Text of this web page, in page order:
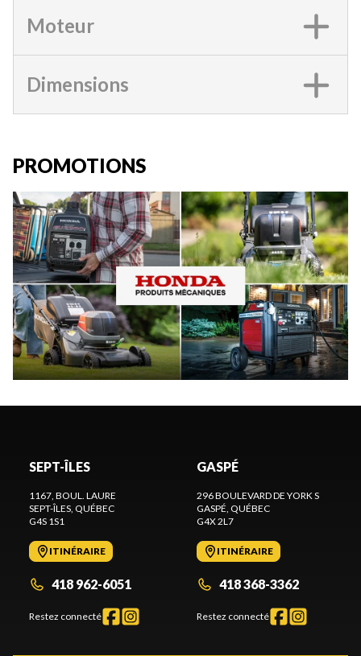
Moteur
Dimensions
PROMOTIONS
SEPT-ÎLES
1167, BOUL. LAURE
SEPT-ÎLES, QUÉBEC
G4S 1S1
ITINÉRAIRE
418 962-6051
Restez connecté
GASPÉ
296 BOULEVARD DE YORK S
GASPÉ, QUÉBEC
G4X 2L7
ITINÉRAIRE
418 368-3362
Restez connecté